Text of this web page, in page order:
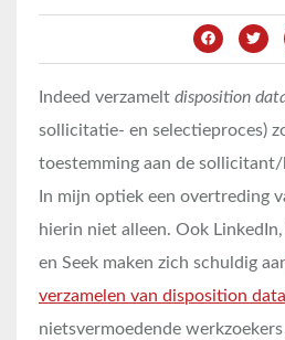
Indeed verzamelt disposition
sollicitatie- en selectieproces)
toestemming aan de
In mijn optiek een overtreding
hierin niet alleen. Ook
en Seek maken zich schuldig
verzamelen van disposition data
nietsvermoedende